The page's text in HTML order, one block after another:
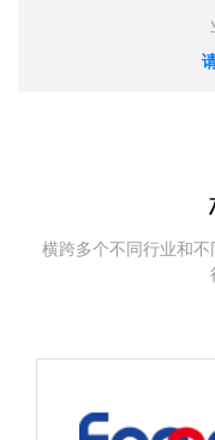
横跨多个不同行业和